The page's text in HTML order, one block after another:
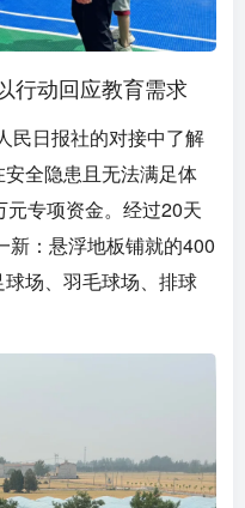
行动回应教育需求
民日报社的对接中了解
全隐患且无法满足体
元专项资金。经过20天
新：悬浮地板铺就的400
场、羽毛球场、排球